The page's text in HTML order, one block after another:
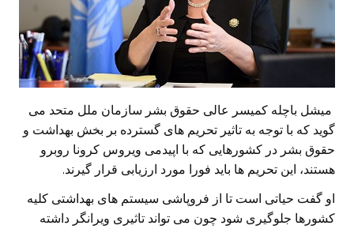
میشل باچله کمیسر عالی حقوق بشر سازمان ملل متحد می
گوید که با توجه به تاثیر تحریم های گسترده بر بخش بهداشت و
حقوق بشر در کشورهایی که با اپیدمی ویروس کرونا روبرو
هستند، این تحریم ها باید فورا مورد ارزیابی قرار گیرند.
او گفت حیاتی است تا از فروپاشی سیستم های بهداشتی کلیه
کشورها جلوگیری شود چون می تواند تاثیری ویرانگر داشته